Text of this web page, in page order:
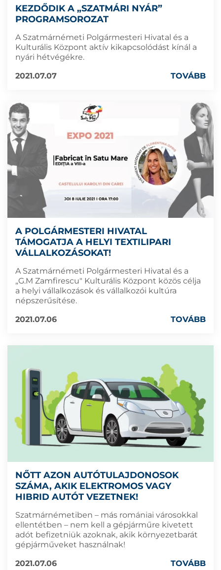
KEZDŐDIK A „SZATMÁRI NYÁR”
PROGRAMSOROZAT
A Szatmárnémeti Polgármesteri Hivatal és a
Kulturális Központ aktív kikapcsolódást kínál a
nyári hétvégékre.
2021.07.07
TOVÁBB
A POLGÁRMESTERI HIVATAL
TÁMOGATJA A HELYI TEXTILIPARI
VÁLLALKOZÁSOKAT!
A Szatmárnémeti Polgármesteri Hivatal és a
„G.M Zamfirescu" Kulturális Központ közös célja
a helyi vállalkozások és vállalkozói kultúra
népszerűsítése.
2021.07.06
TOVÁBB
NŐTT AZON AUTÓTULAJDONOSOK
SZÁMA, AKIK ELEKTROMOS VAGY
HIBRID AUTÓT VEZETNEK!
Szatmárnémetiben – más romániai városokkal
ellentétben – nem kell a gépjárműre kivetett
adót befizetniük azoknak, akik környezetbarát
gépjárműveket használnak!
2021.07.06
TOVÁBB